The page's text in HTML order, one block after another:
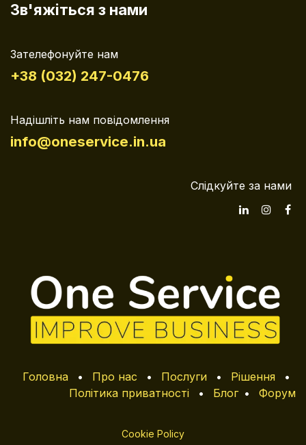
Зв'яжіться з нами
Зателефонуйте нам
+38 (032) 247-0476
Надішліть нам повідомлення
info@oneservice.in.ua
Слідкуйте за нами
Головна • Про нас • Послуги • Рішення
•
Політика приватності
• Блог • Форум
Cookie Policy